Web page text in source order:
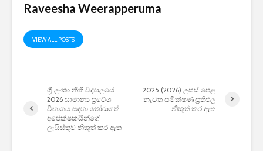
Raveesha Weerapperuma
VIEW ALL POSTS
ශ්‍රී ලංකා නීති විද්‍යාලයේ
2026 සාමාන්‍ය ප්‍රවේශ
විභාගය සඳහා තෝරාගත්
අපේක්ෂකයින්ගේ
ලැයිස්තුව නිකුත් කර ඇත
2025 (2026) උසස් පෙළ
නැවත සමීක්ෂණ ප්‍රතිඵල
නිකුත් කර ඇත